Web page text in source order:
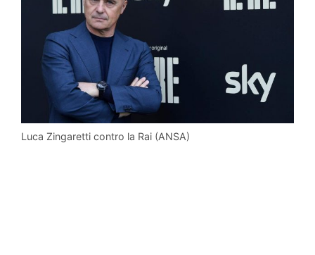
Luca Zingaretti contro la Rai (ANSA)